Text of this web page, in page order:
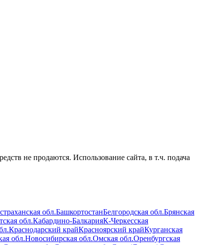
не продаются. Использование сайта, в т.ч. подача
обл.БашкортостанБелгородская обл.Брянская
обл.Кабардино-БалкарияК-Черкесская
Краснодарский крайКрасноярский крайКурганская
обл.Новосибирская обл.Омская обл.Оренбургская